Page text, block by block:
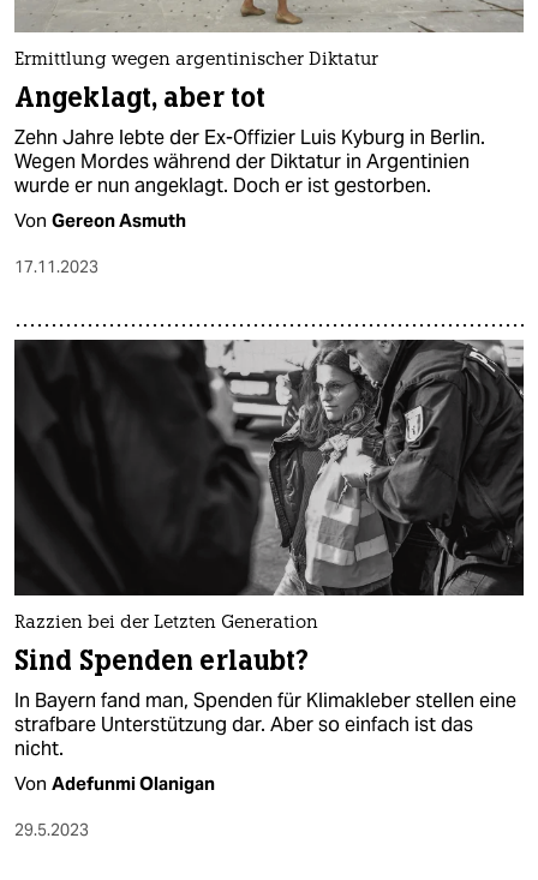
Ermittlung wegen argentinischer Diktatur
Angeklagt, aber tot
Zehn Jahre lebte der Ex-Offizier Luis Kyburg in Berlin.
Wegen Mordes während der Diktatur in Argentinien
wurde er nun angeklagt. Doch er ist gestorben.
Von Gereon Asmuth
17.11.2023
Razzien bei der Letzten Generation
Sind Spenden erlaubt?
In Bayern fand man, Spenden für Klimakleber stellen eine
strafbare Unterstützung dar. Aber so einfach ist das
nicht.
Von Adefunmi Olanigan
29.5.2023